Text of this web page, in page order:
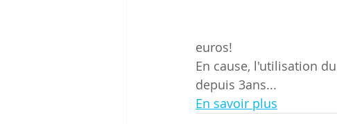
euros!
En cause, l'utilisation
depuis 3ans...
En savoir plus